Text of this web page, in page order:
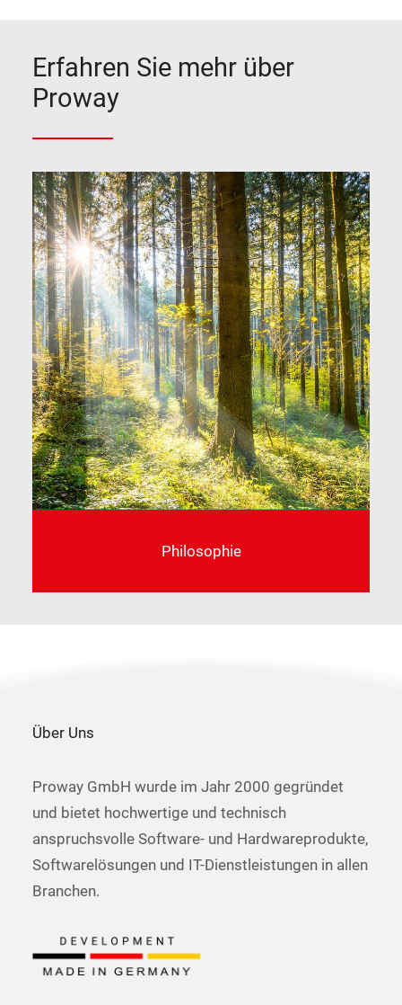
Erfahren Sie mehr über
Proway
Philosophie
Über Uns
Proway GmbH wurde im Jahr 2000 gegründet
und bietet hochwertige und technisch
anspruchsvolle Software- und Hardwareprodukte,
Softwarelösungen und IT-Dienstleistungen in allen
Branchen.